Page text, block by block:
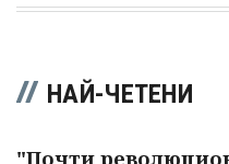
НАЙ-ЧЕТЕНИ
"Почти